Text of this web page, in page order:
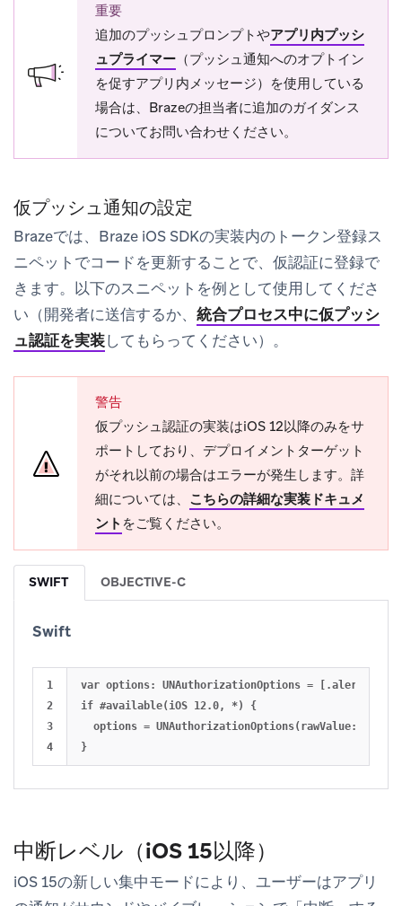
重要
追加のプッシュプロンプトやアプリ内プッシ
ュプライマー （プッシュ通知へのオプトイン
を促すアプリ内メッセージ）を使用している
場合は、Brazeの担当者に追加のガイダンス
についてお問い合わせください。
仮プッシュ通知の設定
Brazeでは、Braze iOS SDKの実装内のトークン登録ス
ニペットでコードを更新することで、仮認証に登録で
きます。以下のスニペットを例として使用してくださ
い（開発者に送信するか、 統合プロセス中に仮プッシ
ュ認証を実装してもらってください）。
警告
仮プッシュ認証の実装はiOS 12以降のみをサ
ポートしており、デプロイメントターゲット
がそれ以前の場合はエラーが発生します。詳
細については、 こちらの詳細な実装ドキュメ
ント をご覧ください。
SWIFT OBJECTIVE-C
Swift
1
2
3
var options: UNAuthorizationOptions = [.alert,
if #available(iOS 12.0, *) {
options = UNAuthorizationOptions(rawValue:
中断レベル（iOS 15以降）
iOS 15の新しい集中モードにより、ユーザーはアプリ